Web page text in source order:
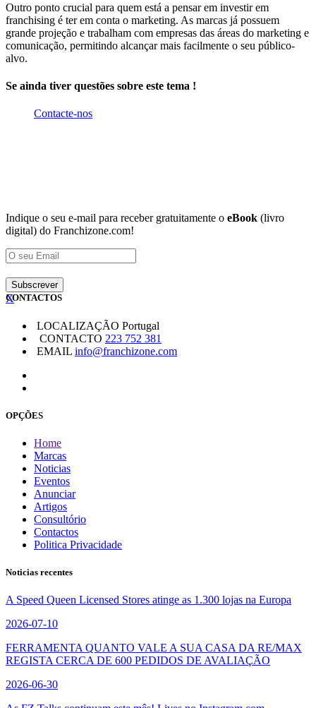
Outro ponto crucial para quem está a pensar em investir em
franchising é ter em conta o marketing. As marcas já possuem
grande projeção e trabalham com empresas das áreas do marketing e
comunicação, permitindo alcançar mais facilmente o seu público-
alvo.
Se ainda tiver questões sobre este tema !
Contacte-nos
Indique o seu e-mail para receber gratuitamente o eBook (livro
digital) do Franchizone.com!
X
CONTACTOS
LOCALIZAÇÃO Portugal
CONTACTO 223 752 381
EMAIL info@franchizone.com
OPÇÕES
Home
Marcas
Noticias
Eventos
Anunciar
Artigos
Consultório
Contactos
Politica Privacidade
Noticias recentes
A Speed Queen Licensed Stores atinge as 1.300 lojas na Europa
2026-07-10
FERRAMENTA QUANTO VALE A SUA CASA DA RE/MAX
REGISTA CERCA DE 600 PEDIDOS DE AVALIAÇÃO
2026-06-30